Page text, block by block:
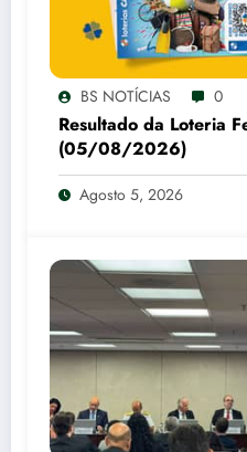
BS NOTÍCIAS 0
Resultado da Loteria
(05/08/2026)
Agosto 5, 2026